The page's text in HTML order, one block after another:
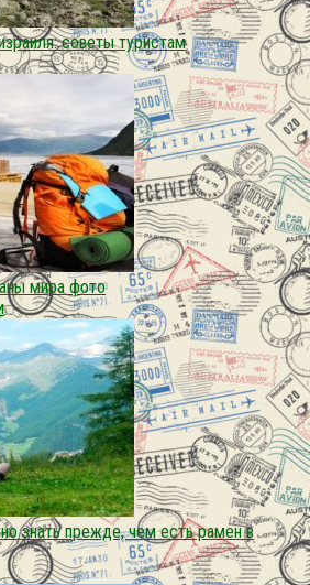
советы туристам
мира фото
знать прежде, чем есть рамен в